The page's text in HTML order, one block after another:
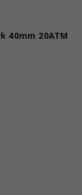
40mm 20ATM